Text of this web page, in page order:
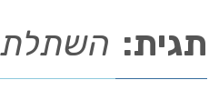
תגית: השתלת